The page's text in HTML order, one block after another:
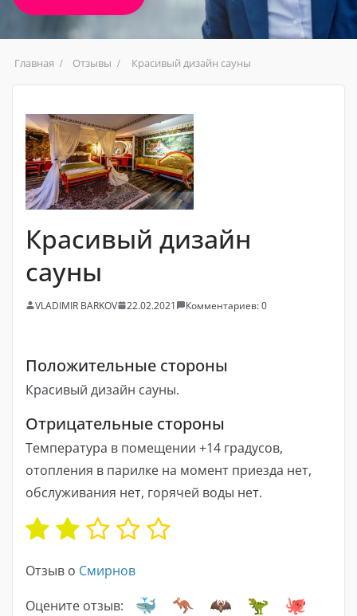
Главная Отзывы Красивый дизайн сауны
Красивый дизайн
сауны
VLADIMIR BARKOV 22.02.2021 Комментариев: 0
Положительные стороны
Красивый дизайн сауны.
Отрицательные стороны
Температура в помещении +14 градусов,
отопления в парилке на момент приезда нет,
обслуживания нет, горячей воды нет.
Отзыв о Смирнов
Оцените отзыв: